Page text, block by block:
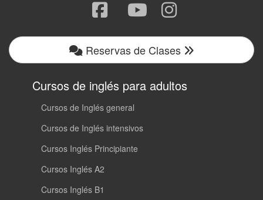
Reservas de Clases
Cursos de inglés para adultos
Cursos de Inglés general
Cursos de Inglés intensivos
Cursos Inglés Principiante
Cursos Inglés A2
Cursos Inglés B1